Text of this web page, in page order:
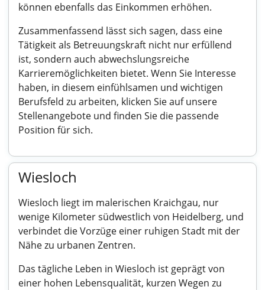
können ebenfalls das Einkommen erhöhen.
Zusammenfassend lässt sich sagen, dass eine
Tätigkeit als Betreuungskraft nicht nur erfüllend
ist, sondern auch abwechslungsreiche
Karrieremöglichkeiten bietet. Wenn Sie Interesse
haben, in diesem einfühlsamen und wichtigen
Berufsfeld zu arbeiten, klicken Sie auf unsere
Stellenangebote und finden Sie die passende
Position für sich.
Wiesloch
Wiesloch liegt im malerischen Kraichgau, nur
wenige Kilometer südwestlich von Heidelberg, und
verbindet die Vorzüge einer ruhigen Stadt mit der
Nähe zu urbanen Zentren.
Das tägliche Leben in Wiesloch ist geprägt von
einer hohen Lebensqualität, kurzen Wegen zu